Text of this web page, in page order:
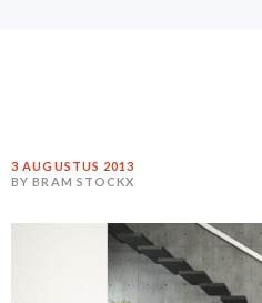
3 AUGUSTUS 2013
BY BRAM STOCKX